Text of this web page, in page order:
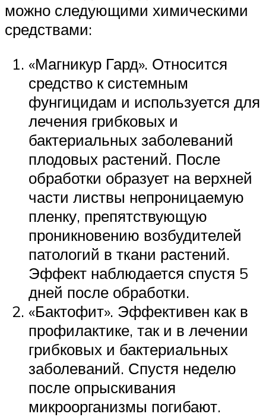
можно следующими химическими
средствами:
«Магникур Гард». Относится
средство к системным
фунгицидам и используется для
лечения грибковых и
бактериальных заболеваний
плодовых растений. После
обработки образует на верхней
части листвы непроницаемую
пленку, препятствующую
проникновению возбудителей
патологий в ткани растений.
Эффект наблюдается спустя 5
дней после обработки.
«Бактофит». Эффективен как в
профилактике, так и в лечении
грибковых и бактериальных
заболеваний. Спустя неделю
после опрыскивания
микроорганизмы погибают.